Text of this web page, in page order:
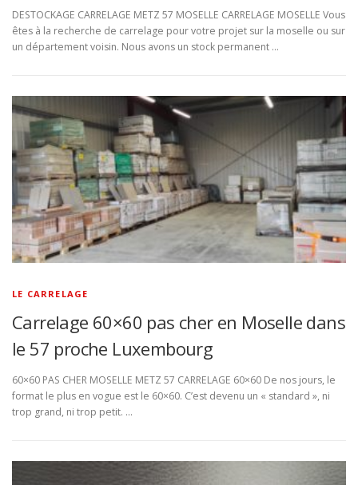
DESTOCKAGE CARRELAGE METZ 57 MOSELLE CARRELAGE MOSELLE Vous
êtes à la recherche de carrelage pour votre projet sur la moselle ou sur
un département voisin. Nous avons un stock permanent …
LE CARRELAGE
Carrelage 60×60 pas cher en Moselle dans
le 57 proche Luxembourg
60×60 PAS CHER MOSELLE METZ 57 CARRELAGE 60×60 De nos jours, le
format le plus en vogue est le 60×60. C’est devenu un « standard », ni
trop grand, ni trop petit. …